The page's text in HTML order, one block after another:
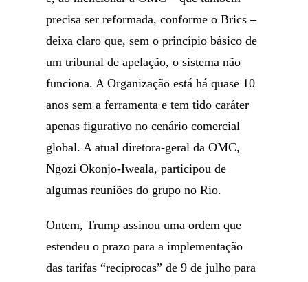
precisa ser reformada, conforme o Brics –
deixa claro que, sem o princípio básico de
um tribunal de apelação, o sistema não
funciona. A Organização está há quase 10
anos sem a ferramenta e tem tido caráter
apenas figurativo no cenário comercial
global. A atual diretora-geral da OMC,
Ngozi Okonjo-Iweala, participou de
algumas reuniões do grupo no Rio.
Ontem, Trump assinou uma ordem que
estendeu o prazo para a implementação
das tarifas “recíprocas” de 9 de julho para